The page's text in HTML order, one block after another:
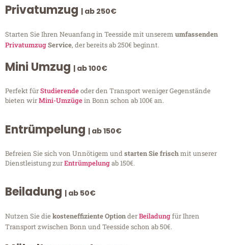
Privatumzug | ab 250€
Starten Sie Ihren Neuanfang in Teesside mit unserem umfassenden
PrivatumzugService, der bereits ab 250€ beginnt.
Mini Umzug | ab 100€
Perfekt fürStudierendeoder den Transport weniger Gegenstände
bieten wirMini-Umzügein Bonn schon ab 100€ an.
Entrümpelung | ab 150€
Befreien Sie sich von Unnötigem undstarten Sie frischmit unserer
Dienstleistung zurEntrümpelungab 150€.
Beiladung | ab 50€
Nutzen Sie diekosteneffiziente OptionderBeiladungfür Ihren
Transport zwischen Bonn und Teesside schon ab 50€.